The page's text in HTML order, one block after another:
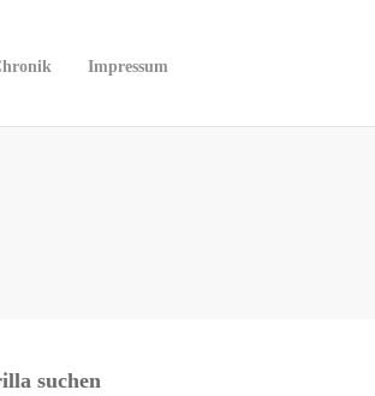
Impressum
suchen